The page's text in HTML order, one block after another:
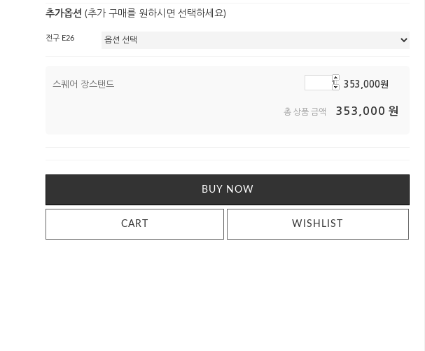
추가옵션 (추가 구매를 원하시면 선택하세요)
전구 E26
스퀘어 장스탠드 353,000원
총 상품 금액 353,000 원
BUY NOW
CART WISHLIST